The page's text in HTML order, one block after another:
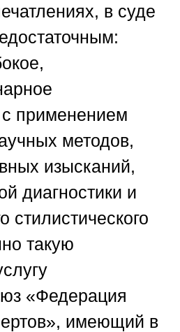
в суде
применением
методов,
изысканий,
диагностики и
стилистического
такую
«Федерация
, имеющий в